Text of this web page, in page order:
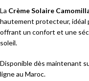
La Crème Solaire
hautement protecteur, idéal
offrant un confort et une
soleil.
Disponible dès maintenant
ligne au Maroc.